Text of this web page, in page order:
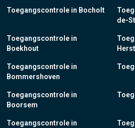
Toegangscontrole in Bocholt
Toegangscontrole in
Boekhout
Toegangscontrole in
Bommershoven
Toegangscontrole in
Boorsem
Toegangscontrole in
de-